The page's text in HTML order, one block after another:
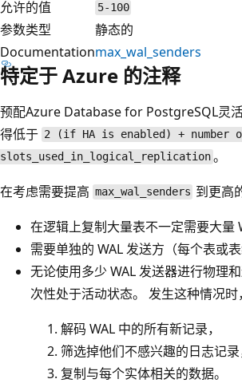
允许的值 5-100
参数类型
静态的
Documentationmax_wal_senders
特定于 Azure 的注释
预配Azure Database for PostgreSQL灵
得低于 2 (if HA is enabled) + number
slots_used_in_logical_replication。
在考虑需要提高 max_wal_senders 到更高
在逻辑上复制大量表不一定需要大量
需要单独的 WAL 发送方（每个表或
无论使用多少 WAL 发送器进行物理
次性处于活动状态。 发生这种情况时
解码 WAL 中的所有新记录，
筛选掉他们不感兴趣的日志记录
复制与每个实体相关的数据。